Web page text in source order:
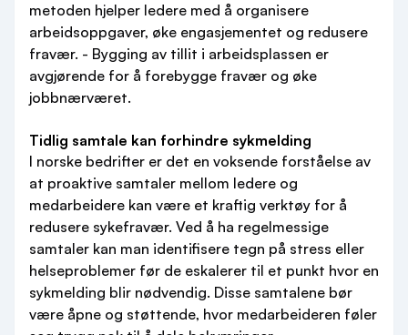
metoden hjelper ledere med å organisere
arbeidsoppgaver, øke engasjementet og redusere
fravær. - Bygging av tillit i arbeidsplassen er
avgjørende for å forebygge fravær og øke
jobbnærværet.
Tidlig samtale kan forhindre sykmelding
I norske bedrifter er det en voksende forståelse av
at proaktive samtaler mellom ledere og
medarbeidere kan være et kraftig verktøy for å
redusere sykefravær. Ved å ha regelmessige
samtaler kan man identifisere tegn på stress eller
helseproblemer før de eskalerer til et punkt hvor en
sykmelding blir nødvendig. Disse samtalene bør
være åpne og støttende, hvor medarbeideren føler